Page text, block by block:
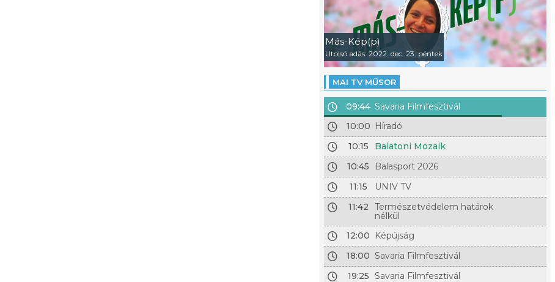
Más-Kép(p)
Utolsó adás: 2022. dec. 23. péntek
MAI TV MŰSOR
09:44 Savaria Filmfesztivál
10:00 Híradó
10:15
Balatoni Mozaik
10:45
Balasport 2026
11:15
UNIV TV
11:42
Természetvédelem határok
nélkül
12:00
Képújság
18:00 Savaria Filmfesztivál
19:25 Savaria Filmfesztivál